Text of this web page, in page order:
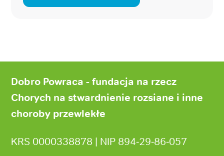
stronyDobro Powraca - fundacja na rzecz
Chorych na stwardnienie rozsiane i inne
choroby przewlekłe
KRS 0000338878 | NIP 894‑29‑86‑057